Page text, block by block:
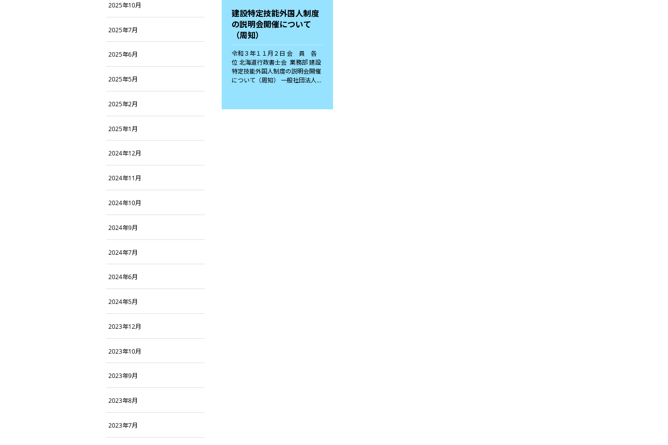
建設特定技能外国人制度
の説明会開催について
（周知）
令和３年１１月２日 会 員 各
位 北海道行政書士会 業務部 建設
特定技能外国人制度の説明会開催
について（周知） 一般社団法人...
2025年10月
2025年7月
2025年6月
2025年5月
2025年2月
2025年1月
2024年12月
2024年11月
2024年10月
2024年9月
2024年7月
2024年6月
2024年5月
2023年12月
2023年10月
2023年9月
2023年8月
2023年7月